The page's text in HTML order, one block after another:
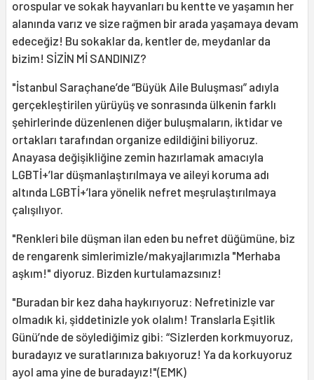
orospular ve sokak hayvanları bu kentte ve yaşamın her
alanında varız ve size rağmen bir arada yaşamaya devam
edeceğiz! Bu sokaklar da, kentler de, meydanlar da
bizim! SİZİN Mİ SANDINIZ?
"İstanbul Saraçhane’de “Büyük Aile Buluşması” adıyla
gerçekleştirilen yürüyüş ve sonrasında ülkenin farklı
şehirlerinde düzenlenen diğer buluşmaların, iktidar ve
ortakları tarafından organize edildiğini biliyoruz.
Anayasa değişikliğine zemin hazırlamak amacıyla
LGBTİ+’lar düşmanlaştırılmaya ve aileyi koruma adı
altında LGBTİ+’lara yönelik nefret meşrulaştırılmaya
çalışılıyor.
"Renkleri bile düşman ilan eden bu nefret düğümüne, biz
de rengarenk simlerimizle/makyajlarımızla "Merhaba
aşkım!" diyoruz. Bizden kurtulamazsınız!
"Buradan bir kez daha haykırıyoruz: Nefretinizle var
olmadık ki, şiddetinizle yok olalım! Translarla Eşitlik
Günü’nde de söylediğimiz gibi: “Sizlerden korkmuyoruz,
buradayız ve suratlarınıza bakıyoruz! Ya da korkuyoruz
ayol ama yine de buradayız!"(EMK)